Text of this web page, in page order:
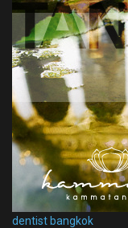
dentist bangkok